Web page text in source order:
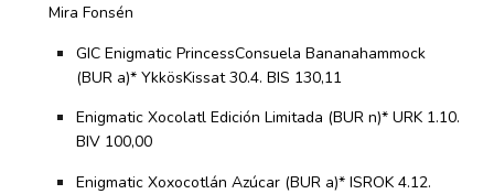
Mira Fonsén
GIC Enigmatic PrincessConsuela Bananahammock
(BUR a)* YkkösKissat 30.4. BIS 130,11
Enigmatic Xocolatl Edición Limitada (BUR n)* URK 1.10.
BIV 100,00
Enigmatic Xoxocotlán Azúcar (BUR a)* ISROK 4.12.